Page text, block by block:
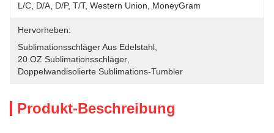
L/C, D/A, D/P, T/T, Western Union, MoneyGram
Hervorheben:
Sublimationsschläger Aus Edelstahl
20 OZ Sublimationsschläger
Doppelwandisolierte Sublimations-Tumbler
Produkt-Beschreibung